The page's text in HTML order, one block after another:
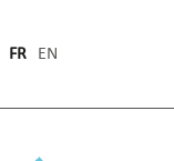
FR EN